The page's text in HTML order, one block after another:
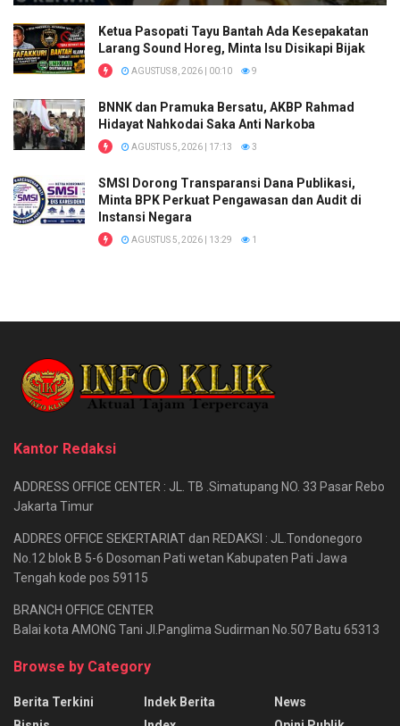
Ketua Pasopati Tayu Bantah Ada Kesepakatan
Larang Sound Horeg, Minta Isu Disikapi Bijak
AGUSTUS 8, 2026 | 00:10 9
BNNK dan Pramuka Bersatu, AKBP Rahmad
Hidayat Nahkodai Saka Anti Narkoba
AGUSTUS 5, 2026 | 17:13 3
SMSI Dorong Transparansi Dana Publikasi,
Minta BPK Perkuat Pengawasan dan Audit di
Instansi Negara
AGUSTUS 5, 2026 | 13:29 1
Kantor Redaksi
ADDRESS OFFICE CENTER : JL. TB .Simatupang NO. 33 Pasar Rebo
Jakarta Timur
ADDRES OFFICE SEKERTARIAT dan REDAKSI : JL.Tondonegoro
No.12 blok B 5-6 Dosoman Pati wetan Kabupaten Pati Jawa
Tengah kode pos 59115
BRANCH OFFICE CENTER
Balai kota AMONG Tani Jl.Panglima Sudirman No.507 Batu 65313
Browse by Category
Berita Terkini
Indek Berita
News